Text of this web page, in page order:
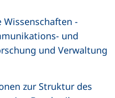
-
und
und Verwaltung
zur Struktur des